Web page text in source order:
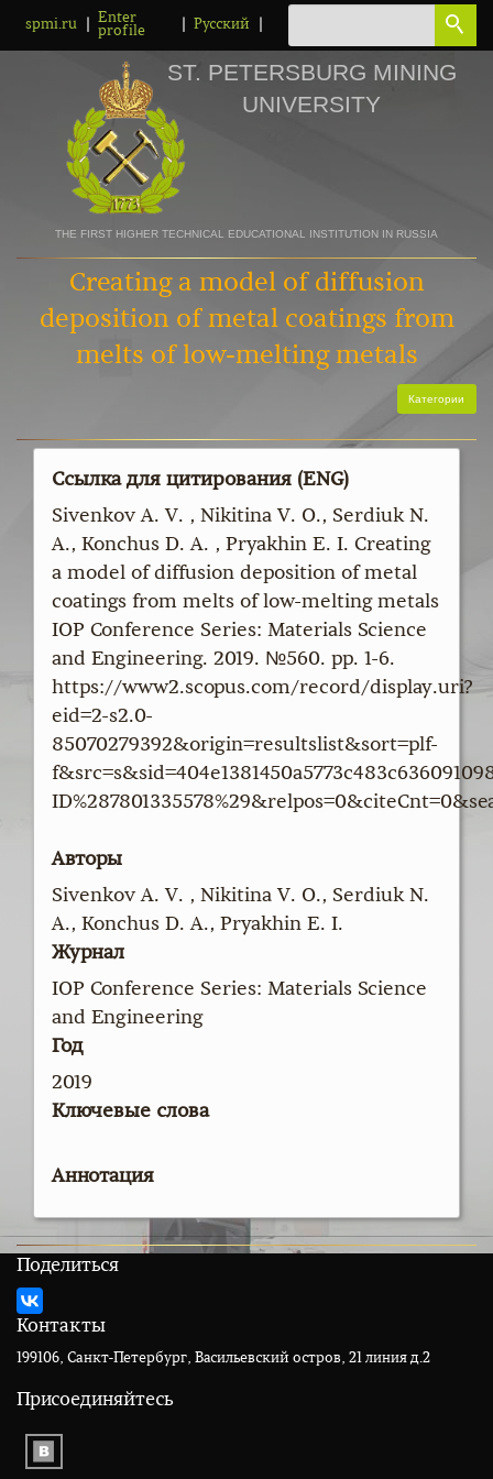
spmi.ru
Enter
profile
Русский
ST. PETERSBURG MINING
UNIVERSITY
THE FIRST HIGHER TECHNICAL EDUCATIONAL INSTITUTION IN RUSSIA
Creating a model of diffusion
deposition of metal coatings from
melts of low-melting metals
Категории
Ссылка для цитирования (ENG)
Sivenkov A. V. , Nikitina V. O., Serdiuk N.
A., Konchus D. A. , Pryakhin E. I. Creating
a model of diffusion deposition of metal
coatings from melts of low-melting metals
IOP Conference Series: Materials Science
and Engineering. 2019. №560. pp. 1-6.
https://www2.scopus.com/record/display.uri?
eid=2-s2.0-
85070279392&origin=resultslist&sort=plf-
Авторы
Sivenkov A. V. , Nikitina V. O., Serdiuk N.
A., Konchus D. A., Pryakhin E. I.
Журнал
IOP Conference Series: Materials Science
and Engineering
Год
2019
Ключевые слова
Аннотация
Поделиться
Контакты
199106, Санкт-Петербург, Васильевский остров, 21 линия д.2
Присоединяйтесь